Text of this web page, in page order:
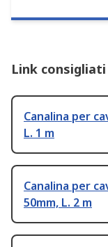
Link consigliati
Canalina per
L. 1 m
Canalina per
50mm, L. 2 m